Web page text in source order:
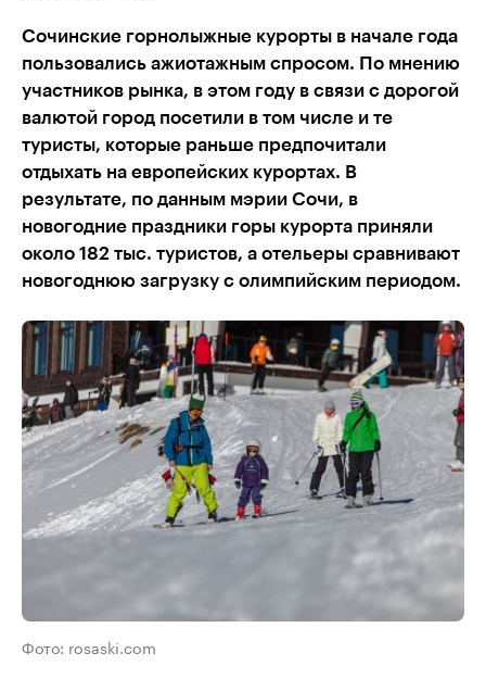
Сочинские горнолыжные курорты в начале года
пользовались ажиотажным спросом. По мнению
участников рынка, в этом году в связи с дорогой
валютой город посетили в том числе и те
туристы, которые раньше предпочитали
отдыхать на европейских курортах. В
результате, по данным мэрии Сочи, в
новогодние праздники горы курорта приняли
около 182 тыс. туристов, а отельеры сравнивают
новогоднюю загрузку с олимпийским периодом.
Фото: rosaski.com